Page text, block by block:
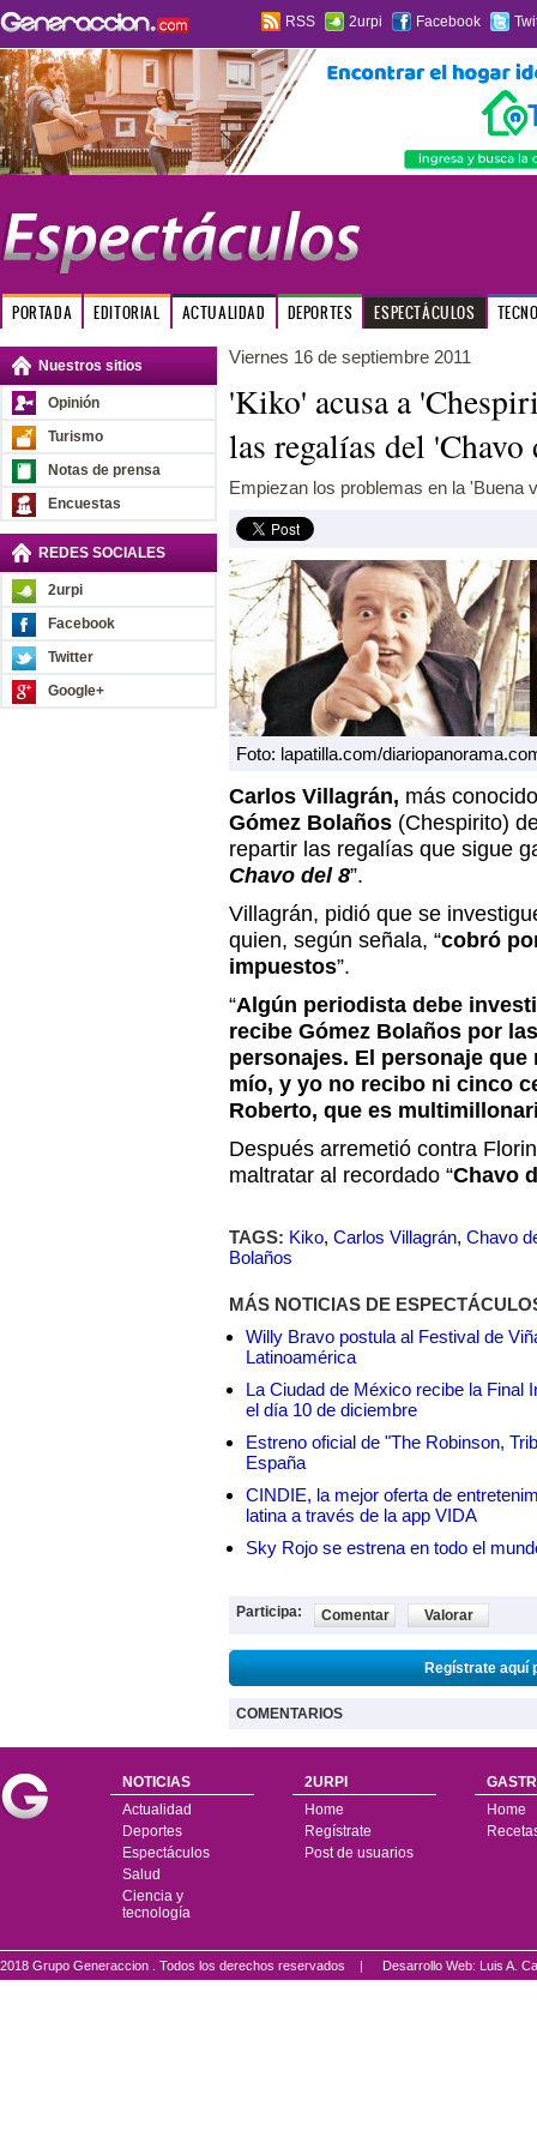
RSS 2urpi Facebook
PORTADA EDITORIAL ACTUALIDAD DEPORTES ESPECTÁCULOS
Nuestros sitios
Opinión
Turismo
Notas de prensa
Encuestas
REDES SOCIALES
2urpi
Facebook
Twitter
Google+
Viernes 16 de septiembre 2011
'Kiko' acusa a
las regalías del
Empiezan los problemas en la 'Buena
Foto: lapatilla.com/
Carlos Villagrán, más
Gómez Bolaños (Chespirito)
repartir las regalías que sigue
Chavo del 8”.
Villagrán, pidió que se
quien, según señala, “cobró
impuestos”.
“Algún periodista debe
recibe Gómez Bolaños por
personajes. El personaje
mío, y yo no recibo ni cinco
Roberto, que es
Después arremetió contra
maltratar al recordado “Chavo
TAGS: Kiko, Carlos Villagrán, Chavo
Bolaños
MÁS NOTICIAS DE
Willy Bravo postula al Festival de
Latinoamérica
La Ciudad de México recibe la Final
el día 10 de diciembre
Estreno oficial de "The Robinson,
España
CINDIE, la mejor oferta de
latina a través de la app VIDA
Sky Rojo se estrena en todo el
Participa: Comentar Valorar
Regístrate aquí
COMENTARIOS
NOTICIAS
Actualidad
Deportes
Espectáculos
Salud
Ciencia y
tecnología
2URPI
Home
Regístrate
Post de usuarios
Home
2018 Grupo Generaccion . Todos los derechos reservados | Desarrollo Web: Luis